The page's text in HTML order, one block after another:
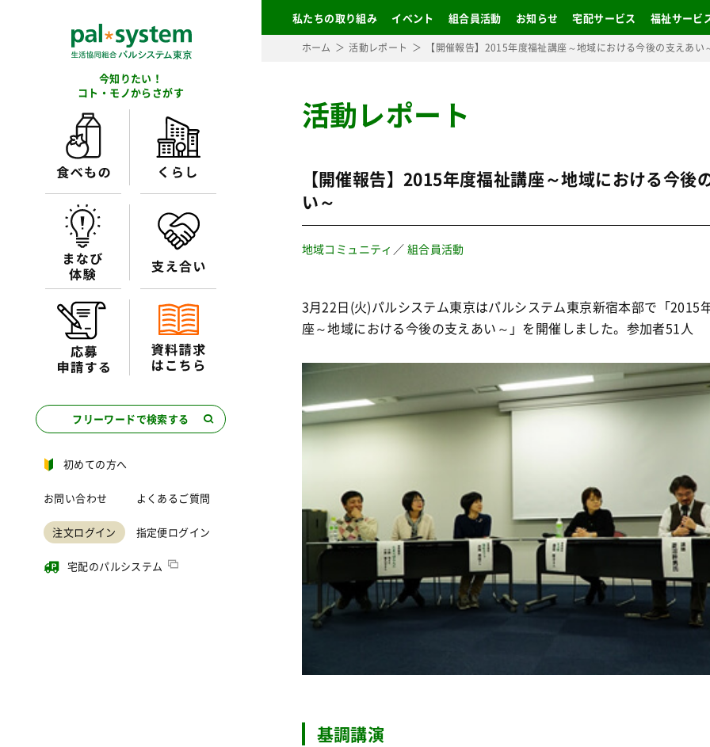
私たちの取り組み イベント 組合員活動 お知らせ 宅配サービス 福祉サービ
今知りたい！
コト・モノからさがす
フリーワードで検索する
初めての方へ
お問い合わせ よくあるご質問
注文ログイン 指定便ログイン
宅配のパルシステム
ホーム 活動レポート 【開催報告】2015年度福祉講座～地域における今後の支えあい
活動レポート
【開催報告】2015年度福祉講座～地域における今後
い～
地域コミュニティ ／ 組合員活動
3月22日(火)パルシステム東京はパルシステム東京新宿本部で「2015
座～地域における今後の支えあい～」を開催しました。参加者51人
基調講演